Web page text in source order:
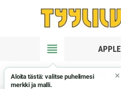
view_headline APPLE
chevron_right Honor / Huawei chevron_right
Aloita tästä: valitse puhelimesi
merkki ja malli.
×